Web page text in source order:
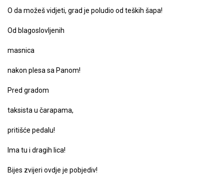
O da možeš vidjeti, grad je poludio od teških šapa!
Od blagoslovljenih
masnica
nakon plesa sa Panom!
Pred gradom
taksista u čarapama,
pritišće pedalu!
Ima tu i dragih lica!
Bijes zvijeri ovdje je pobjediv!